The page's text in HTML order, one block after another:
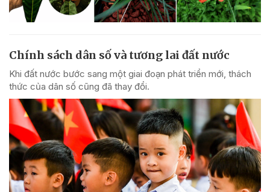
Chính sách dân số và tương lai đất nước
Khi đất nước bước sang một giai đoạn phát triển mới, thách
thức của dân số cũng đã thay đổi.